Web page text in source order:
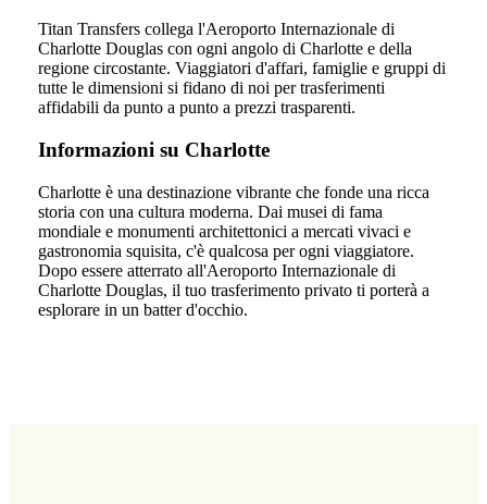
Titan Transfers collega l'Aeroporto Internazionale di
Charlotte Douglas con ogni angolo di Charlotte e della
regione circostante. Viaggiatori d'affari, famiglie e gruppi di
tutte le dimensioni si fidano di noi per trasferimenti
affidabili da punto a punto a prezzi trasparenti.
Informazioni su Charlotte
Charlotte è una destinazione vibrante che fonde una ricca
storia con una cultura moderna. Dai musei di fama
mondiale e monumenti architettonici a mercati vivaci e
gastronomia squisita, c'è qualcosa per ogni viaggiatore.
Dopo essere atterrato all'Aeroporto Internazionale di
Charlotte Douglas, il tuo trasferimento privato ti porterà a
esplorare in un batter d'occhio.